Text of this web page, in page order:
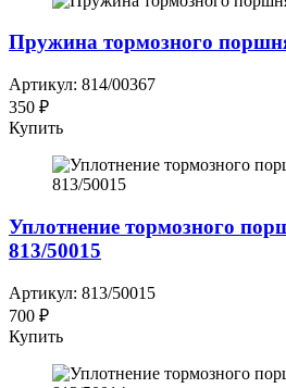
Пружина тормозного
Артикул: 814/00367
350 ₽
Купить
Уплотнение тормозного
813/50015
Артикул: 813/50015
700 ₽
Купить